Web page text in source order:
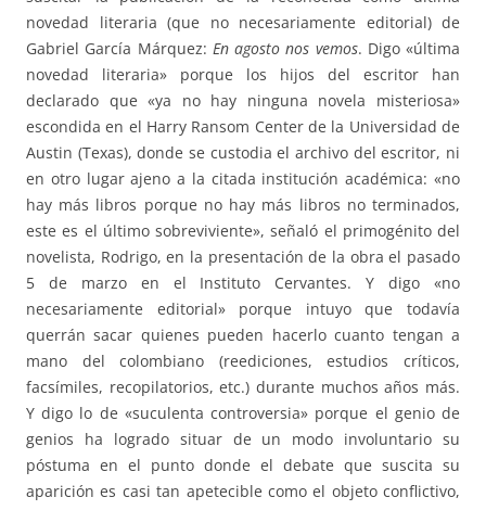
novedad literaria (que no necesariamente editorial) de
Gabriel García Márquez: En agosto nos vemos. Digo «última
novedad literaria» porque los hijos del escritor han
declarado que «ya no hay ninguna novela misteriosa»
escondida en el Harry Ransom Center de la Universidad de
Austin (Texas), donde se custodia el archivo del escritor, ni
en otro lugar ajeno a la citada institución académica: «no
hay más libros porque no hay más libros no terminados,
este es el último sobreviviente», señaló el primogénito del
novelista, Rodrigo, en la presentación de la obra el pasado
5 de marzo en el Instituto Cervantes. Y digo «no
necesariamente editorial» porque intuyo que todavía
querrán sacar quienes pueden hacerlo cuanto tengan a
mano del colombiano (reediciones, estudios críticos,
facsímiles, recopilatorios, etc.) durante muchos años más.
Y digo lo de «suculenta controversia» porque el genio de
genios ha logrado situar de un modo involuntario su
póstuma en el punto donde el debate que suscita su
aparición es casi tan apetecible como el objeto conflictivo,